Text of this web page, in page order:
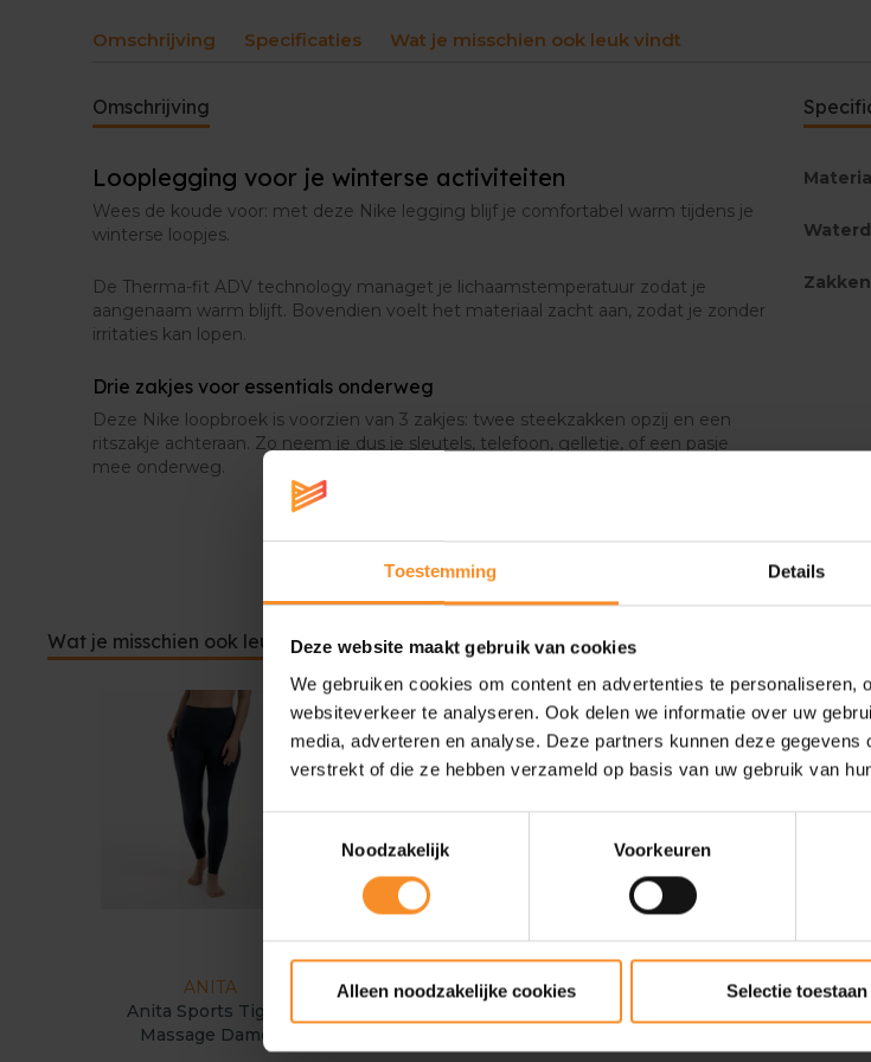
Toestemming Details
Deze website maakt gebruik van cookies
We gebruiken cookies om content en advertenties te personaliseren,
websiteverkeer te analyseren. Ook delen we informatie over uw
media, adverteren en analyse. Deze partners kunnen deze
verstrekt of die ze hebben verzameld op basis van uw gebruik van
Noodzakelijk
Voorkeuren
Alleen noodzakelijke cookies Selectie toestaan
Omschrijving Specificaties Wat je misschien ook leuk vindt
Omschrijving
Looplegging voor je winterse activiteiten
Wees de koude voor: met deze Nike legging blijf je comfortabel warm tijdens je
winterse loopjes.
De Therma-fit ADV technology managet je lichaamstemperatuur zodat je
aangenaam warm blijft. Bovendien voelt het materiaal zacht aan, zodat je zonder
irritaties kan lopen.
Drie zakjes voor essentials onderweg
Deze Nike loopbroek is voorzien van 3 zakjes: twee steekzakken opzij en een
ritszakje achteraan. Zo neem je dus je sleutels, telefoon, gelletje, of een pasje
mee onderweg.
Wat je misschien ook leuk vindt
ANITA
Anita Sports Tights
Massage Dames